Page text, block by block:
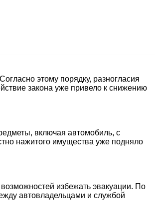
этому порядку, разногласия
закона уже привело к снижению
включая автомобиль, с
нажитого имущества уже подняло
избежать эвакуации. По
автовладельцами и службой